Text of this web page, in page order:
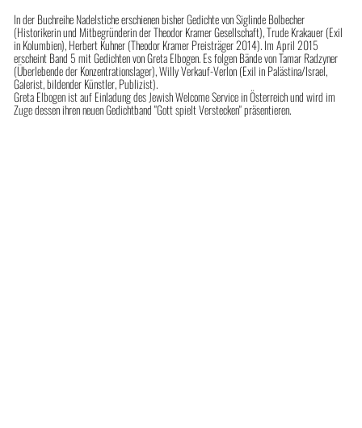
In der Buchreihe Nadelstiche erschienen bisher Gedichte von Siglinde Bolbecher
(Historikerin und Mitbegründerin der Theodor Kramer Gesellschaft), Trude Krakauer (Exil
in Kolumbien), Herbert Kuhner (Theodor Kramer Preisträger 2014). Im April 2015
erscheint Band 5 mit Gedichten von Greta Elbogen. Es folgen Bände von Tamar Radzyner
(Überlebende der Konzentrationslager), Willy Verkauf-Verlon (Exil in Palästina/Israel,
Galerist, bildender Künstler, Publizist).
Greta Elbogen ist auf Einladung des Jewish Welcome Service in Österreich und wird im
Zuge dessen ihren neuen Gedichtband "Gott spielt Verstecken" präsentieren.